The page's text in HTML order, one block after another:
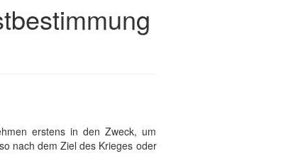
erstens in den Zweck, um
nach dem Ziel des Krieges oder